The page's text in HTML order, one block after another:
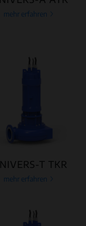
mehr erfahren
T TKR
mehr erfahren